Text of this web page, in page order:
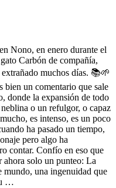
Nono, en enero durante el
Carbón de compañía,
muchos días. 📚🌱
bien un comentario que sale
donde la expansión de todo
o un refulgor, o capaz
es intenso, es un poco
ha pasado un tiempo,
pero algo ha
contar. Confío en eso que
ahora solo un punteo: La
mundo, una ingenuidad que
…